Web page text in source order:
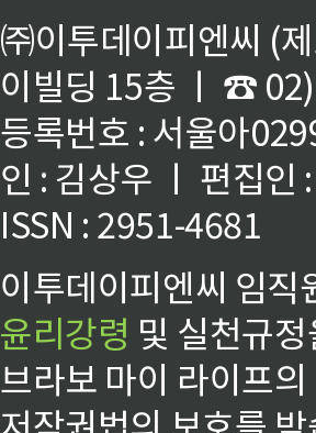
㈜이투데이피엔씨 (
이빌딩 15층 ㅣ ☎
등록번호 : 서울아
인 : 김상우 ㅣ 편집인
ISSN : 2951-4681
이투데이피엔씨 임
윤리강령 및 실천규
브라보 마이 라이프